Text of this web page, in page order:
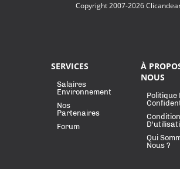
Copyright 2007-2026
SERVICES
Salaires
Environnement
Nos
Partenaires
Forum
À
NOUS
Politique
Qui
Nous ?